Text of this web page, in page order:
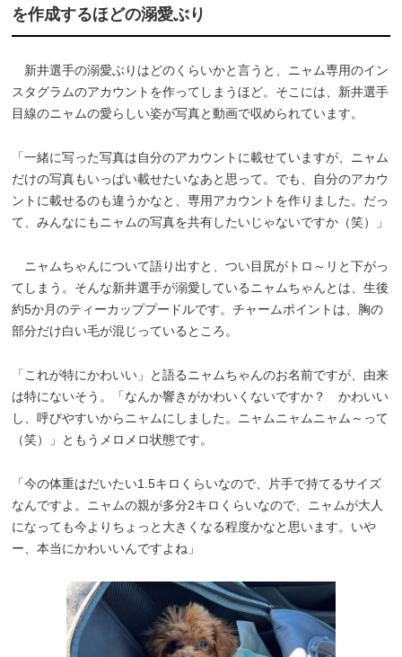
を作成するほどの溺愛ぶり
新井選手の溺愛ぶりはどのくらいかと言うと、ニャム専用のイン
スタグラムのアカウントを作ってしまうほど。そこには、新井選手
目線のニャムの愛らしい姿が写真と動画で収められています。
「一緒に写った写真は自分のアカウントに載せていますが、ニャム
だけの写真もいっぱい載せたいなあと思って。でも、自分のアカウ
ントに載せるのも違うかなと、専用アカウントを作りました。だっ
て、みんなにもニャムの写真を共有したいじゃないですか（笑）」
ニャムちゃんについて語り出すと、つい目尻がトロ～リと下がっ
てしまう。そんな新井選手が溺愛しているニャムちゃんとは、生後
約5か月のティーカッププードルです。チャームポイントは、胸の
部分だけ白い毛が混じっているところ。
「これが特にかわいい」と語るニャムちゃんのお名前ですが、由来
は特にないそう。「なんか響きがかわいくないですか？ かわいい
し、呼びやすいからニャムにしました。ニャムニャムニャム～って
（笑）」ともうメロメロ状態です。
「今の体重はだいたい1.5キロくらいなので、片手で持てるサイズ
なんですよ。ニャムの親が多分2キロくらいなので、ニャムが大人
になっても今よりちょっと大きくなる程度かなと思います。いや
ー、本当にかわいいんですよね」